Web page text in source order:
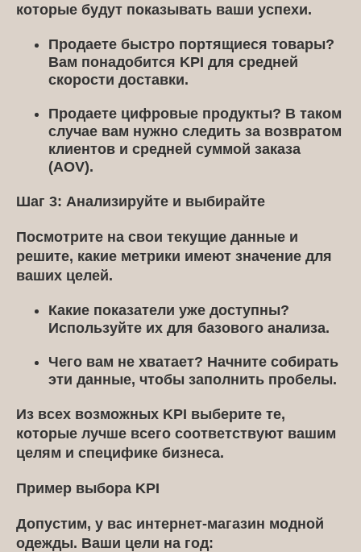
которые будут показывать ваши успехи.
Продаете быстро портящиеся товары?
Вам понадобится KPI для средней
скорости доставки.
Продаете цифровые продукты? В таком
случае вам нужно следить за возвратом
клиентов и средней суммой заказа
(AOV).
Шаг 3: Анализируйте и выбирайте
Посмотрите на свои текущие данные и
решите, какие метрики имеют значение для
ваших целей.
Какие показатели уже доступны?
Используйте их для базового анализа.
Чего вам не хватает? Начните собирать
эти данные, чтобы заполнить пробелы.
Из всех возможных KPI выберите те,
которые лучше всего соответствуют вашим
целям и специфике бизнеса.
Пример выбора KPI
Допустим, у вас интернет-магазин модной
одежды. Ваши цели на год: